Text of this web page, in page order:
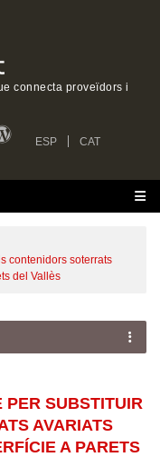
connecta proveïdors i
ESP CAT
contenidors soterrats
del Vallès
PER SUBSTITUIR
AVARIATS
A PARETS